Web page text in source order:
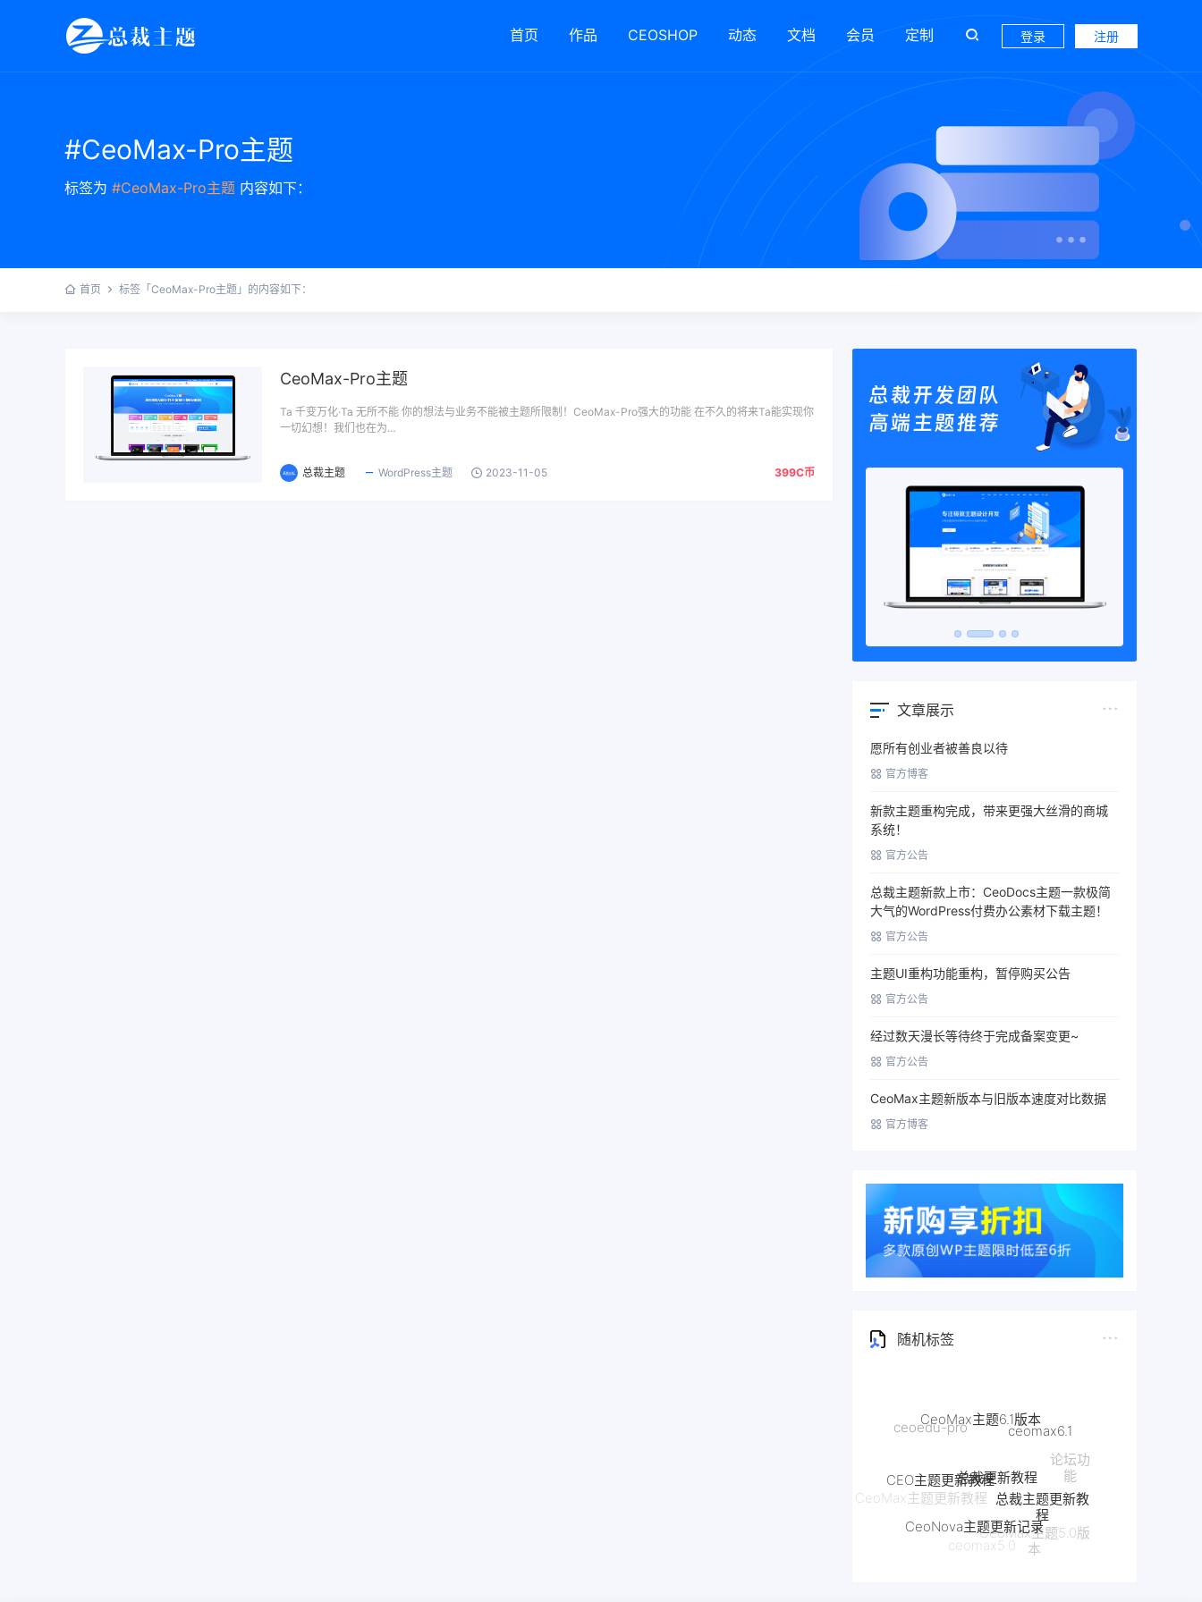
首页 作品 CEOSHOP 动态 文档 会员 定制 登录 注册
#CeoMax-Pro主题
标签为 #CeoMax-Pro主题 内容如下：
首页 标签「CeoMax-Pro主题」的内容如下：
CeoMax-Pro主题
Ta 千变万化·Ta 无所不能 你的想法与业务不能被主题所限制！CeoMax-Pro强大的功能 在不久的将来Ta能实现你
一切幻想！我们也在为…
总裁主题 WordPress主题 2023-11-05 399C币
文章展示
愿所有创业者被善良以待
官方博客
新款主题重构完成，带来更强大丝滑的商城
系统！
官方公告
总裁主题新款上市：CeoDocs主题一款极简
大气的WordPress付费办公素材下载主题！
官方公告
主题UI重构功能重构，暂停购买公告
官方公告
经过数天漫长等待终于完成备案变更~
官方公告
CeoMax主题新版本与旧版本速度对比数据
官方博客
随机标签
ceoedu-pro ceomax6.1
论坛功
能
CeoMax主题更新教程
总裁主题更新教
程
CeoMax主题5.0版
本
ceomax5.0
CeoNova主题更新记录